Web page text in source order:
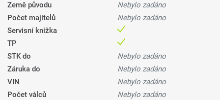
Země původu
Nebylo zadáno
Počet majitelů
Nebylo zadáno
Servisní knížka
TP
STK do
Nebylo zadáno
Záruka do
Nebylo zadáno
VIN
Nebylo zadáno
Počet válců
Nebylo zadáno